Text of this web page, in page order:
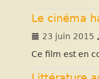
Le cinéma
23 juin 2015
Ce film est en